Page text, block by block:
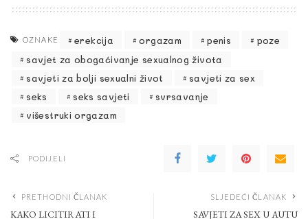
OZNAKE erekcija orgazam penis
poze
savjet za obogaćivanje sexualnog života
savjeti za bolji sexualni život
savjeti za sex
seks
seks savjeti
svrsavanje
višestruki orgazam
PODIJELI
PRETHODNI ČLANAK
KAKO LICITIRATI I
SLJEDEĆI ČLANAK
SAVJETI ZA SEX U AUTU